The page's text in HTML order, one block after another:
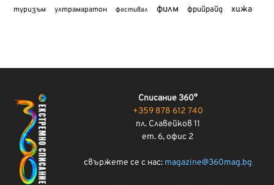
туризъм ултрамаратон фестивал филм фрийрайд хижа
Списание 360°
+359 878 612 740
пл. Славейков 11
ет. 6, офис 2
свържете се с нас: magazine@360mag.bg